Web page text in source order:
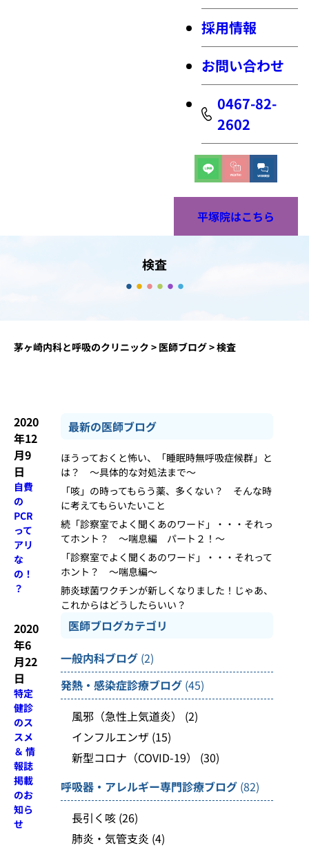
採用情報
お問い合わせ
0467-82-
2602
平塚院はこちら
検査
茅ヶ崎内科と呼吸のクリニック > 医師ブログ>検査
2020
年12
月9
日
自費
の
PCR
って
アリ
な
の！
？
2020
年6
月22
日
特定
健診
のス
スメ
＆ 情
報誌
掲載
のお
知ら
せ
最新の医師ブログ
ほうっておくと怖い、「睡眠時無呼吸症候群」と
は？ ～具体的な対処法まで～
「咳」の時ってもらう薬、多くない？ そんな時
に考えてもらいたいこと
続「診察室でよく聞くあのワード」・・・それっ
てホント？ ～喘息編 パート２！～
「診察室でよく聞くあのワード」・・・それって
ホント？ ～喘息編～
肺炎球菌ワクチンが新しくなりました！じゃあ、
これからはどうしたらいい？
医師ブログカテゴリ
一般内科ブログ (2)
発熱・感染症診療ブログ (45)
風邪（急性上気道炎）
(2)
インフルエンザ (15)
新型コロナ（COVID-19）
(30)
呼吸器・アレルギー専門診療ブログ (82)
長引く咳 (26)
肺炎・気管支炎 (4)